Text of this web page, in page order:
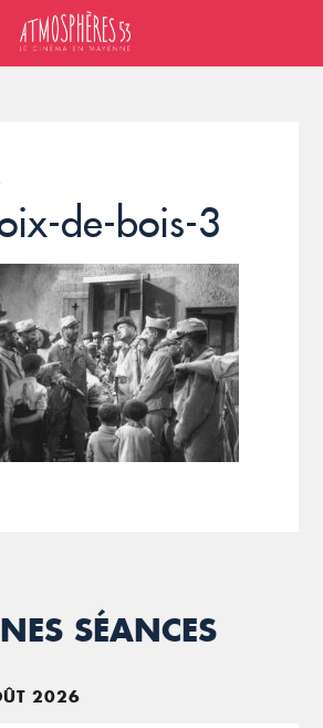
de-bois-3
SÉANCES
2026